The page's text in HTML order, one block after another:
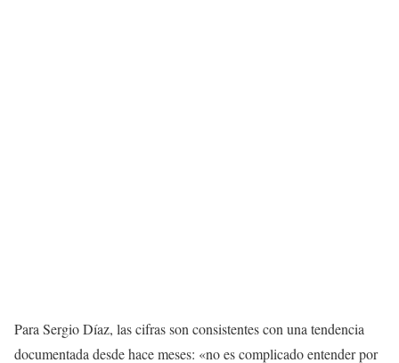
Para Sergio Díaz, las cifras son consistentes con una tendencia
documentada desde hace meses: «no es complicado entender por